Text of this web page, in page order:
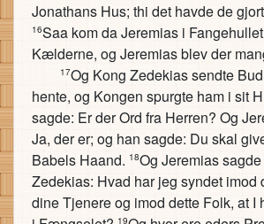
Jonathans Hus; thi det havde de
16Saa kom da Jeremias i
Kælderne, og Jeremias blev der
17Og Kong Zedekias sendte
hente, og Kongen spurgte ham i sit
sagde: Er der Ord fra Herren? Og
Ja, der er; og han sagde: Du skal
Babels Haand. 18Og Jeremias
Zedekias: Hvad har jeg syndet imod
dine Tjenere og imod dette Folk, at I
19